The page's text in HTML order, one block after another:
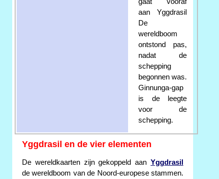
aan Yggdrasil
De
wereldboom
ontstond pas,
nadat de
schepping
begonnen was.
Ginnunga-gap
is de leegte
voor de
schepping.
Yggdrasil en de vier elementen
De wereldkaarten zijn gekoppeld aan Yggdrasil
de wereldboom van de Noord-europese stammen.